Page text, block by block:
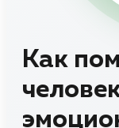
Как